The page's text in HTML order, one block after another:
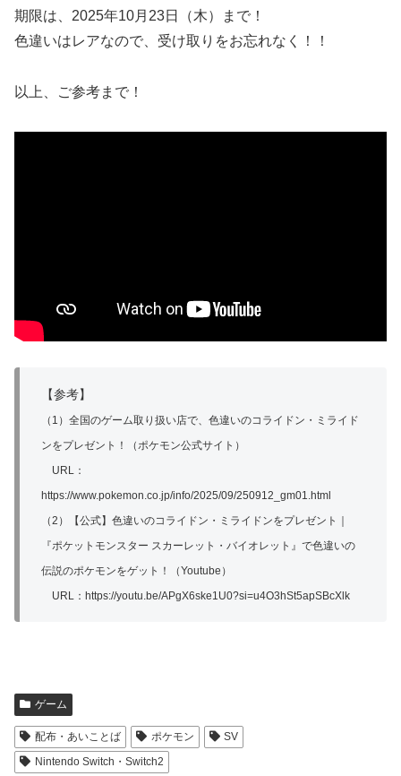
期限は、2025年10月23日（木）まで！
色違いはレアなので、受け取りをお忘れなく！！
以上、ご参考まで！
【参考】
（1）全国のゲーム取り扱い店で、色違いのコライドン・ミライド
ンをプレゼント！（ポケモン公式サイト）
URL：
https://www.pokemon.co.jp/info/2025/09/250912_gm01.html
（2）【公式】色違いのコライドン・ミライドンをプレゼント｜
『ポケットモンスター スカーレット・バイオレット』で色違いの
伝説のポケモンをゲット！（Youtube）
URL：https://youtu.be/APgX6ske1U0?si=u4O3hSt5apSBcXlk
ゲーム
配布・あいことば ポケモン
SV
Nintendo Switch・Switch2